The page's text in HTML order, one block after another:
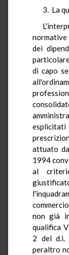
3. La
normative
dei
di capo
attuato
1994
al
non già
qualifica
2 del d.i.
peraltro